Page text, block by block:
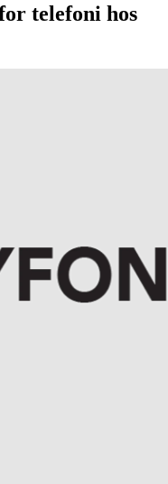
telefoni hos